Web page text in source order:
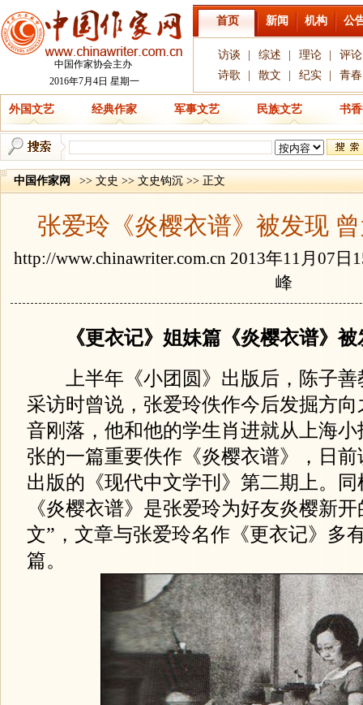
中国作家协会主办
2016年7月4日 星期一
首页 新闻 机构 公
访谈 综述 理论
评论
诗歌
散文 纪实 青春
外国文艺 经典作家 军事文艺 民族文艺 书
中国作家网 >> 文史 >> 文史钩沉 >> 正文
张爱玲《炎樱衣谱》被发现
http://www.chinawriter.com.cn 2013年11月07日
峰
《更衣记》姐妹篇《炎樱衣谱》被
上半年《小团圆》出版后，陈子善
采访时曾说，张爱玲佚作今后发掘方
音刚落，他和他的学生肖进就从上海
张的一篇重要佚作《炎樱衣谱》，日
出版的《现代中文学刊》第二期上。
《炎樱衣谱》是张爱玲为好友炎樱新
文”，文章与张爱玲名作《更衣记》多
篇。